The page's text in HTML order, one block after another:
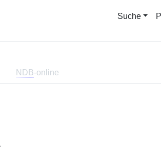
Suche
NDB-online